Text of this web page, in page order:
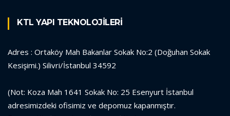
KTL YAPI TEKNOLOJİLERİ
Adres : Ortaköy Mah Bakanlar Sokak No:2 (Doğuhan Sokak
Kesişimi.) Silivri/İstanbul 34592
(Not: Koza Mah 1641 Sokak No: 25 Esenyurt İstanbul
adresimizdeki ofisimiz ve depomuz kapanmıştır.